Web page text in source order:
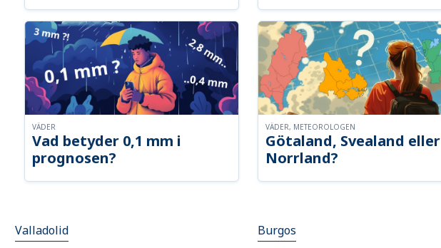
Vad betyder 0,1 mm i
prognosen?
VÄDER
Götaland, Svealand eller
Norrland?
VÄDER, METEOROLOGEN
Valladolid Burgos